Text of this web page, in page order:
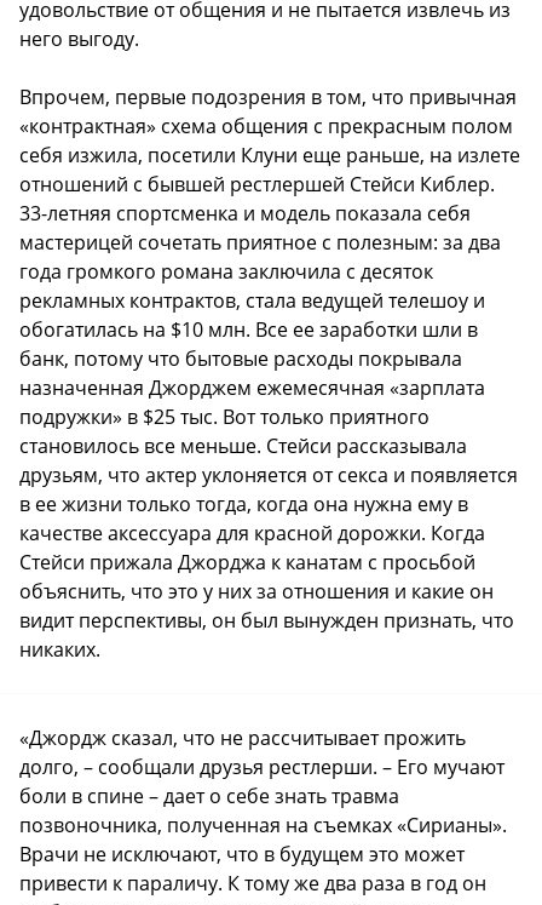
удовольствие от общения и не пытается извлечь из
него выгоду.
Впрочем, первые подозрения в том, что привычная
«контрактная» схема общения с прекрасным полом
себя изжила, посетили Клуни еще раньше, на излете
отношений с бывшей рестлершей Стейси Киблер.
33-летняя спортсменка и модель показала себя
мастерицей сочетать приятное с полезным: за два
года громкого романа заключила с десяток
рекламных контрактов, стала ведущей телешоу и
обогатилась на $10 млн. Все ее заработки шли в
банк, потому что бытовые расходы покрывала
назначенная Джорджем ежемесячная «зарплата
подружки» в $25 тыс. Вот только приятного
становилось все меньше. Стейси рассказывала
друзьям, что актер уклоняется от секса и появляется
в ее жизни только тогда, когда она нужна ему в
качестве аксессуара для красной дорожки. Когда
Стейси прижала Джорджа к канатам с просьбой
объяснить, что это у них за отношения и какие он
видит перспективы, он был вынужден признать, что
никаких.
«Джордж сказал, что не рассчитывает прожить
долго, – сообщали друзья рестлерши. – Его мучают
боли в спине – дает о себе знать травма
позвоночника, полученная на съемках «Сирианы».
Врачи не исключают, что в будущем это может
привести к параличу. К тому же два раза в год он